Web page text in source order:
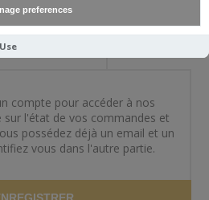
preferences
CLIENT
compte pour accéder à nos
sur l'état de vos commandes et
possédez déjà un email et un
vous dans l'autre partie.